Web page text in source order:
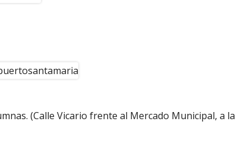
(Calle Vicario frente al Mercado Municipal, a la